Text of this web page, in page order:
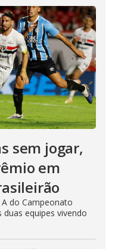
sem jogar,
em
do Campeonato
equipes vivendo